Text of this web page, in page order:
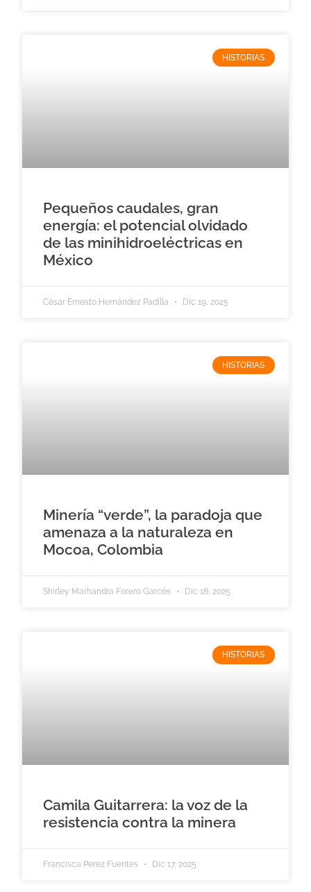
HISTORIAS
Pequeños caudales, gran
energía: el potencial olvidado
de las minihidroeléctricas en
México
César Ernesto Hernández Padilla Dic 19, 2025
HISTORIAS
Minería “verde”, la paradoja que
amenaza a la naturaleza en
Mocoa, Colombia
Shirley Marhandra Forero Garcés Dic 18, 2025
HISTORIAS
Camila Guitarrera: la voz de la
resistencia contra la minera
Francisca Perez Fuentes Dic 17, 2025